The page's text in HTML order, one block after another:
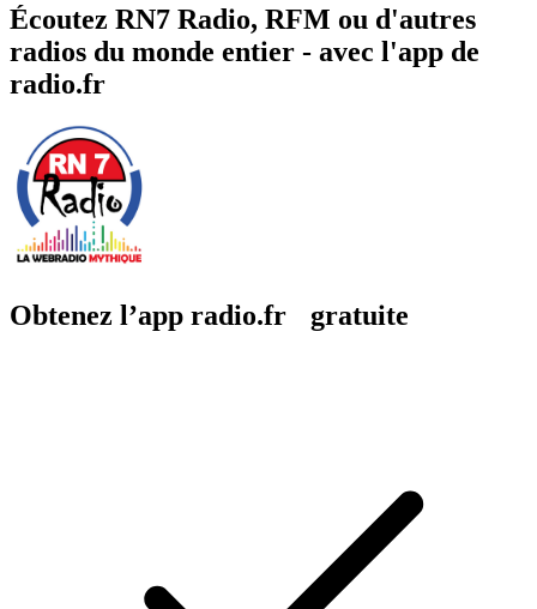
Écoutez RN7 Radio, RFM ou d'autres
radios du monde entier - avec l'app de
radio.fr
Obtenez l’app radio.fr gratuite